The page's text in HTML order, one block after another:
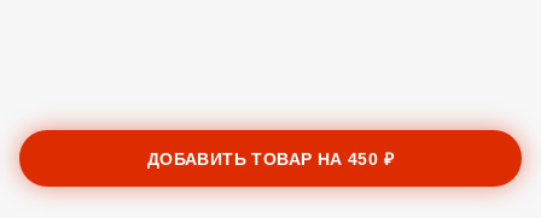
ДОБАВИТЬ ТОВАР НА450 ₽